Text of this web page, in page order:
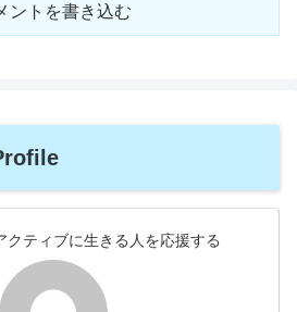
ントを書き込む
クティブに生きる人を応援する